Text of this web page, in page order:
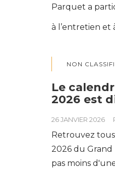
Parquet a
à l’entretien et
NON
Le
2026 est
26 JANVIER 2026
Retrouvez
2026 du Grand
pas moins